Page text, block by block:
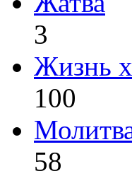
3
Жизнь
100
58